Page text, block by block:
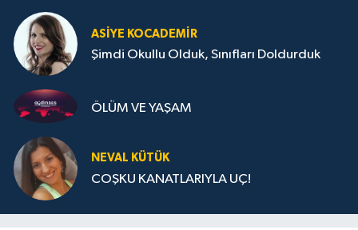
ASIYE KOCADEMİR
Şimdi Okullu Olduk, Sınıfları Doldurduk
ÖLÜM VE YAŞAM
NEVAL KÜTÜK
COŞKU KANATLARIYLA UÇ!